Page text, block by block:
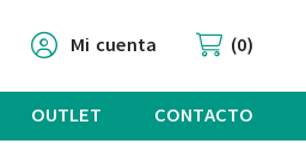
Buscar Mi cuenta 0
OUTLET CONTACTO